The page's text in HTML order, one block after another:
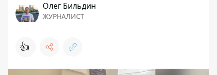
Олег Бильдин
ЖУРНАЛИСТ
👍